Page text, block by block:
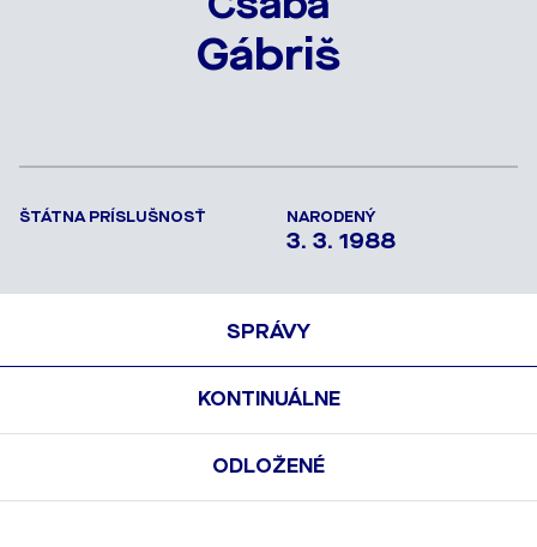
Gábriš
ŠTÁTNA PRÍSLUŠNOSŤ NARODENÝ
3. 3. 1988
SPRÁVY
KONTINUÁLNE
ODLOŽENÉ